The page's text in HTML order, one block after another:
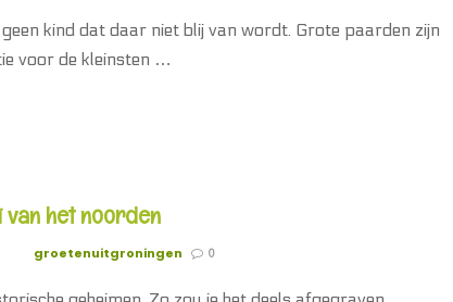
kind dat daar niet blij van wordt. Grote paarden zijn
voor de kleinsten …
van het noorden
groetenuitgroningen 0